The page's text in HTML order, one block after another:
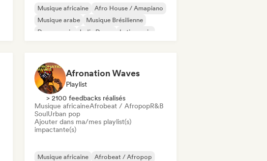
Musique africaine
Afro House / Amapiano
Musique arabe
Musique Brésilienne
Dance music
Indie Dance
Latin music
Afronation Waves
Playlist
> 2100 feedbacks réalisés
Musique africaineAfrobeat / AfropopR&B
SoulUrban pop
Ajouter dans ma/mes playlist(s)
impactante(s)
Musique africaine
Afrobeat / Afropop